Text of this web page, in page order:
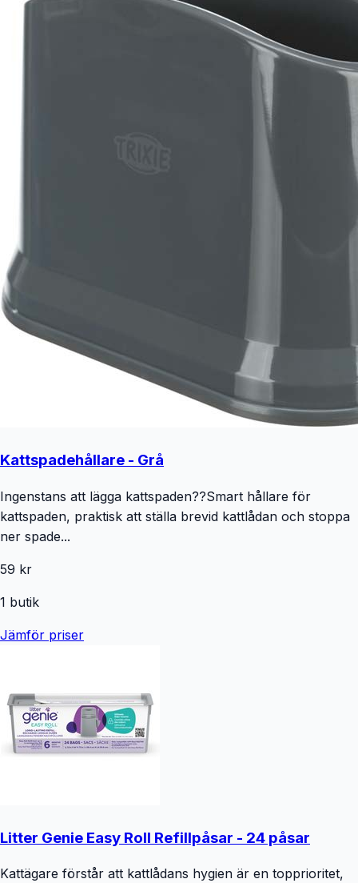
Kattspadehållare - Grå
Ingenstans att lägga kattspaden??Smart hållare för
kattspaden, praktisk att ställa brevid kattlådan och stoppa
ner spade...
59 kr
1 butik
Jämför priser
Litter Genie Easy Roll Refillpåsar - 24 påsar
Kattägare förstår att kattlådans hygien är en topprioritet,